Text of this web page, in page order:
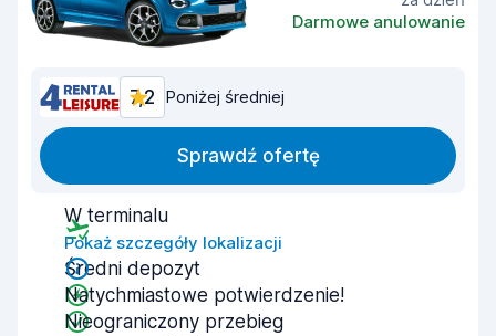
Darmowe anulowanie
7,2 Poniżej średniej
Sprawdź ofertę
W terminalu
Pokaż szczegóły lokalizacji
Średni depozyt
Natychmiastowe potwierdzenie!
Nieograniczony przebieg